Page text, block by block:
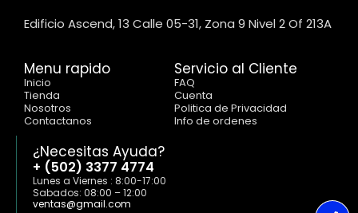
Edificio Ascend, 13 Calle 05-31, Zona 9 Nivel 2 Of 213A
Menu rapido
Inicio
Tienda
Nosotros
Contactanos
Servicio al Cliente
FAQ
Cuenta
Politica de Privacidad
Info de ordenes
¿Necesitas Ayuda?
+ (502) 3377 4774
Lunes a Viernes : 8:00-17:00
Sabados: 08:00 – 12:00
ventas@gmail.com